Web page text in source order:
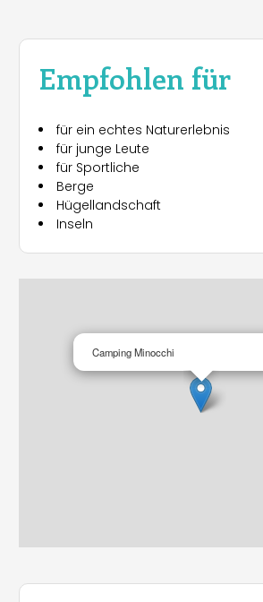
Empfohlen für
für ein echtes Naturerlebnis
für junge Leute
für Sportliche
Berge
Hügellandschaft
Inseln
Camping Minocchi